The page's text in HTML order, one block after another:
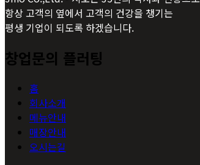
항상 고객의 옆에서 고객의 건강을 챙기는
평생 기업이 되도록 하겠습니다.
창업문의 플러팅
홈
회사소개
메뉴안내
매장안내
오시는길